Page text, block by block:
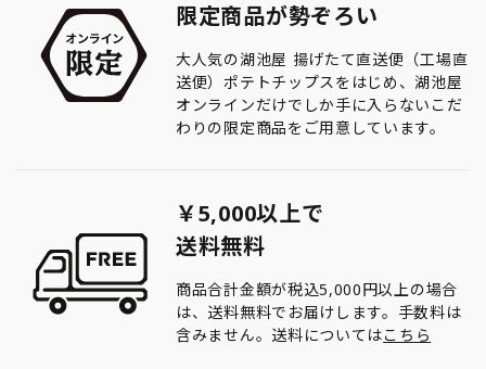
限定商品が勢ぞろい
大人気の湖池屋 揚げたて直送便（工場直
送便）ポテトチップスをはじめ、湖池屋
オンラインだけでしか手に入らないこだ
わりの限定商品をご用意しています。
￥5,000以上で
送料無料
商品合計金額が税込5,000円以上の場合
は、送料無料でお届けします。手数料は
含みません。送料についてはこちら